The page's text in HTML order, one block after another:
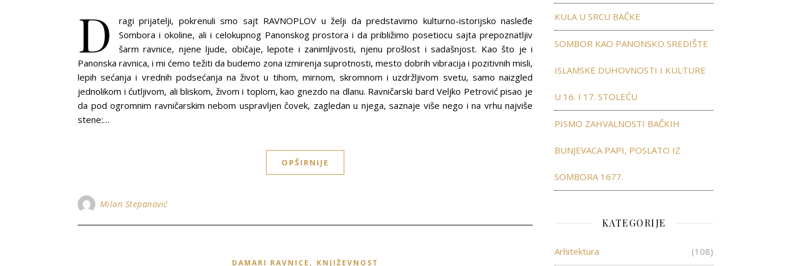
D
ragi prijatelji, pokrenuli smo sajt RAVNOPLOV u želji da predstavimo kulturno-istorijsko nasleđe
Sombora i okoline, ali i celokupnog Panonskog prostora i da približimo posetiocu sajta prepoznatljiv
šarm ravnice, njene ljude, običaje, lepote i zanimljivosti, njenu prošlost i sadašnjost. Kao što je i
Panonska ravnica, i mi ćemo težiti da budemo zona izmirenja suprotnosti, mesto dobrih vibracija i pozitivnih misli,
lepih sećanja i vrednih podsećanja na život u tihom, mirnom, skromnom i uzdržljivom svetu, samo naizgled
jednolikom i ćutljivom, ali bliskom, živom i toplom, kao gnezdo na dlanu. Ravničarski bard Veljko Petrović pisao je
da pod ogromnim ravničarskim nebom uspravljen čovek, zagledan u njega, saznaje više nego i na vrhu najviše
stene:…
OPŠIRNIJE
Milan Stepanović
DAMARI RAVNICE , KNJIŽEVNOST
KULA U SRCU BAČKE
SOMBOR KAO PANONSKO SREDIŠTE
ISLAMSKE DUHOVNOSTI I KULTURE
U 16. I 17. STOLEĆU
PISMO ZAHVALNOSTI BAČKIH
BUNJEVACA PAPI, POSLATO IZ
SOMBORA 1677.
KATEGORIJE
Arhitektura (108)